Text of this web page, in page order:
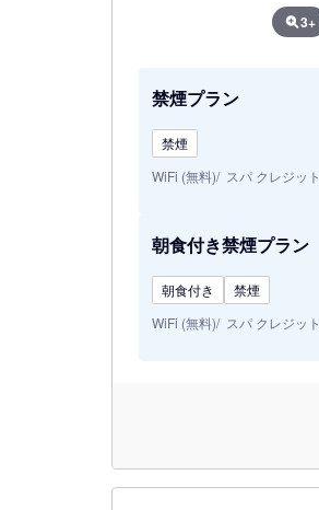
3+
禁煙プラン
禁煙
WiFi (無料)
スパ クレジット
朝食付き禁煙プラン
朝食付き
禁煙
WiFi (無料)
スパ クレジット